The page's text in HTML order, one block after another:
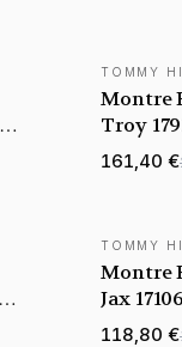
TOMMY
Montre
Troy
bracelet
161,40 €
TOMMY
Montre
Jax
cuir
118,80 €